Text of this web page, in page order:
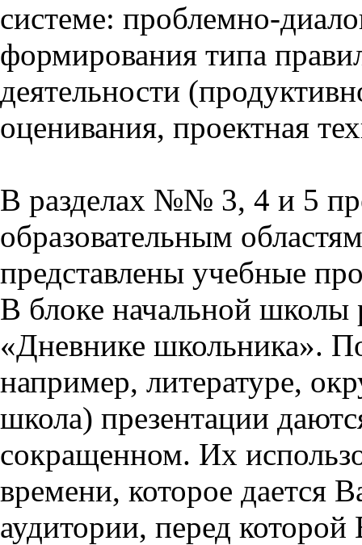
системе: проблемно-
формирования типа
деятельности
оценивания, проектная
В разделах №№ 3, 4 и 5
образовательным
представлены учебные
В блоке начальной школы
«Дневнике школьника».
например, литературе,
школа) презентации
сокращенном. Их
времени, которое дается
аудитории, перед